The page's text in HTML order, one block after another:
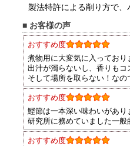
製法特許による削り方で、
■ お客様の声
おすすめ度
煮物用に大変気に入っており
出汁が濁らないし、香りもコ
そして場所を取らない！なの
おすすめ度
鰹節は一本深い味わいがあ
研究所に務めていました一
おすすめ度